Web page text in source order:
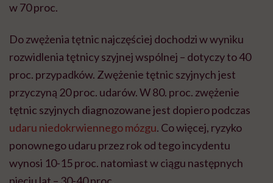
w 70 proc.
Do zwężenia tętnic najczęściej dochodzi w wyniku
rozwidlenia tętnicy szyjnej wspólnej – dotyczy to 40
proc. przypadków. Zwężenie tętnic szyjnych jest
przyczyną 20 proc. udarów. W 80. proc. zwężenie
tętnic szyjnych diagnozowane jest dopiero podczas
udaru niedokrwiennego mózgu. Co więcej, ryzyko
ponownego udaru przez rok od tego incydentu
wynosi 10-15 proc. natomiast w ciągu następnych